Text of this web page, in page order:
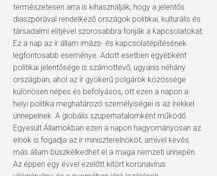
természetesen arra is kihasználják, hogy a jelentős
diaszpórával rendelkező országok politikai, kulturális és
társadalmi elitjével szorosabbra fonják a kapcsolatokat.
Ez a nap az ír állam imázs- és kapcsolatépítésének
legfontosabb eseménye. Adott esetben egyébként
politikai jelentősége is számottevő, ugyanis néhány
országban, ahol az ír gyökerű polgárok közössége
különösen népes és befolyásos, ott ezen a napon a
helyi politika meghatározó személyiségei is az írekkel
ünnepelnek. A globális szuperhatalomként működő
Egyesült Államokban ezen a napon hagyományosan az
elnök is fogadja az ír miniszterelnököt, amivel kevés
más állam büszkélkedhet el a maga nemzeti ünnepén.
Az éppen egy évvel ezelőtt kitört koronavírus